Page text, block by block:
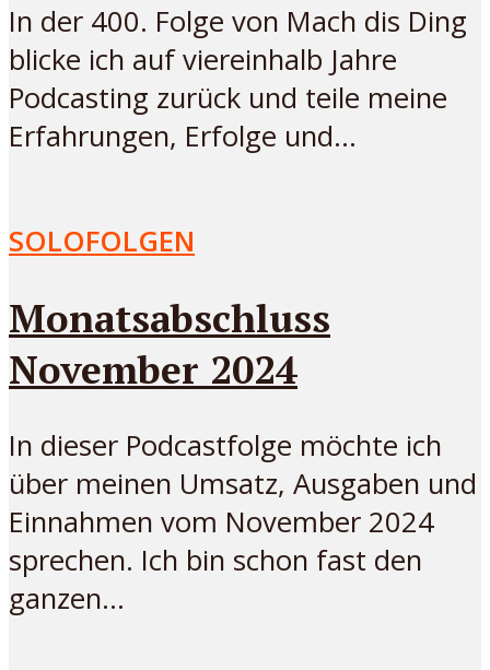
In der 400. Folge von Mach dis Ding
blicke ich auf viereinhalb Jahre
Podcasting zurück und teile meine
Erfahrungen, Erfolge und...
SOLOFOLGEN
Monatsabschluss
November 2024
In dieser Podcastfolge möchte ich
über meinen Umsatz, Ausgaben und
Einnahmen vom November 2024
sprechen. Ich bin schon fast den
ganzen...